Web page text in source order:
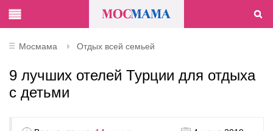
Мосмама Отдых всей семьей
9 лучших отелей Турции для отдыха
с детьми